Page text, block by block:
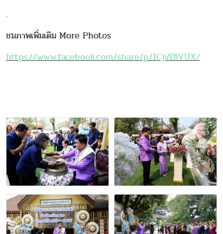
.
ชมภาพเพิ่มเติม More Photos
https://www.facebook.com/share/p/1CjvTfiVUX/